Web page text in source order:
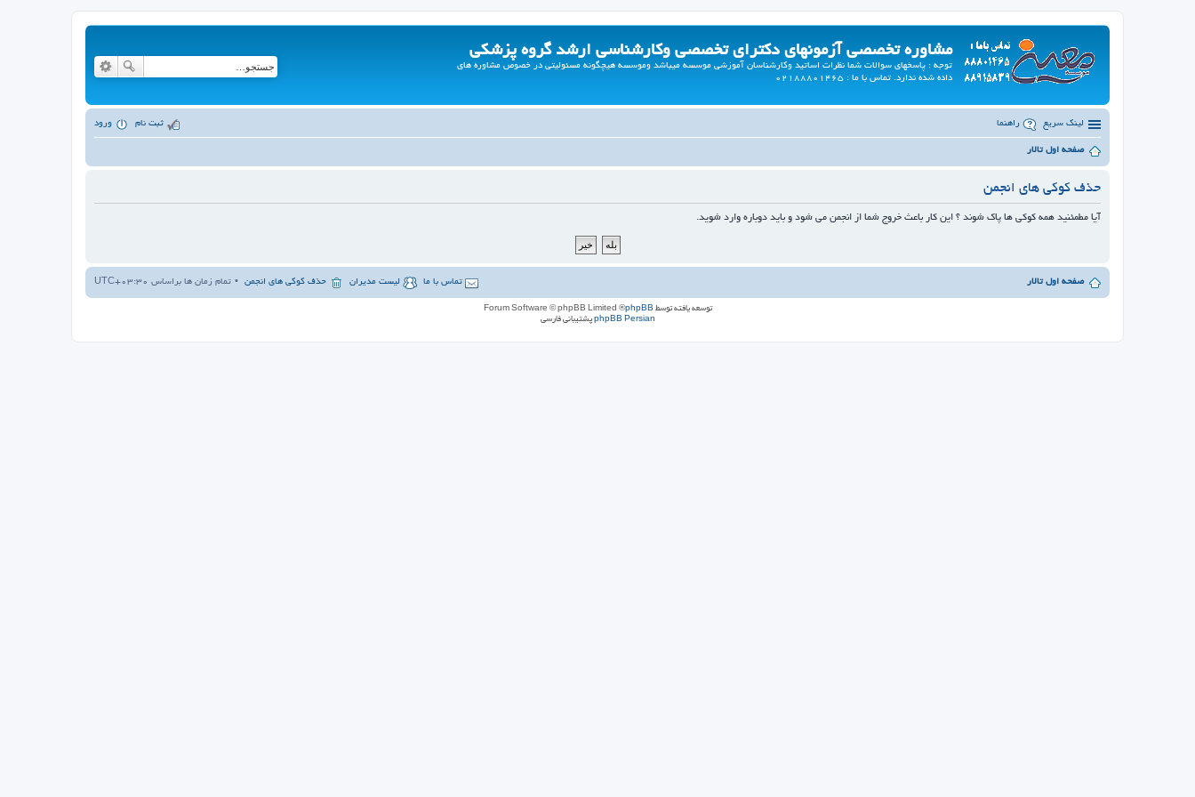
مشاوره تخصصی آزمونهای دکترای تخصصی وکارشناسی ارشد گروه پزشکی
توجه : پاسخهای سوالات شما نظرات اساتید وکارشناسان آموزشی موسسه میباشد وموسسه هیچگونه مسئولیتی در خصوص مشاوره های
داده شده ندارد. تماس با ما : 02188801465
لینک سریع راهنما ورود ثبت نام
صفحه اول تالار
حذف کوکی های انجمن
آيا مطمئنيد همه كوكي ها پاك شوند ؟ اين كار باعث خروج شما از انجمن مي شود و بايد دوباره وارد شويد.
صفحه اول تالار تمام زمان ها براساس UTC+03:30 حذف کوکی های انجمن لیست مدیران تماس با ما
توسعه یافته توسط phpBB
® Forum Software © phpBB Limited
phpBB Persian پشتیبانی فارسی